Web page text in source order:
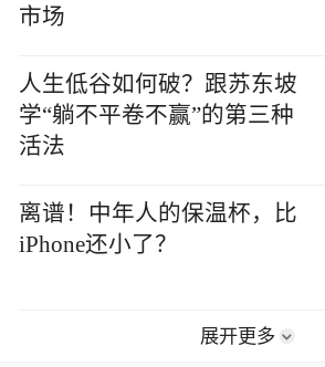
市场
人生低谷如何破？跟苏东坡
学“躺不平卷不赢”的第三种
活法
离谱！中年人的保温杯，比
iPhone还小了？
展开更多